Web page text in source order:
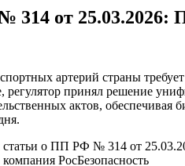
от 25.03.2026:
артерий страны
регулятор принял решение
актов, обеспечивая